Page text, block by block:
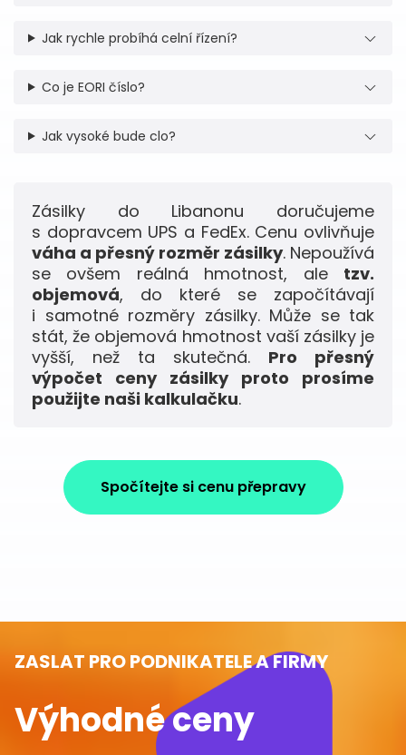
Jak rychle probíhá celní řízení?
Co je EORI číslo?
Jak vysoké bude clo?
Zásilky do Libanonu doručujeme
s dopravcem UPS a FedEx. Cenu ovlivňuje
váha a přesný rozměr zásilky. Nepoužívá
se ovšem reálná hmotnost, ale tzv.
objemová, do které se započítávají
i samotné rozměry zásilky. Může se tak
stát, že objemová hmotnost vaší zásilky je
vyšší, než ta skutečná. Pro přesný
výpočet ceny zásilky proto prosíme
použijte naši kalkulačku.
Spočítejte si cenu přepravy
ZASLAT PRO PODNIKATELE A FIRMY
Výhodné ceny